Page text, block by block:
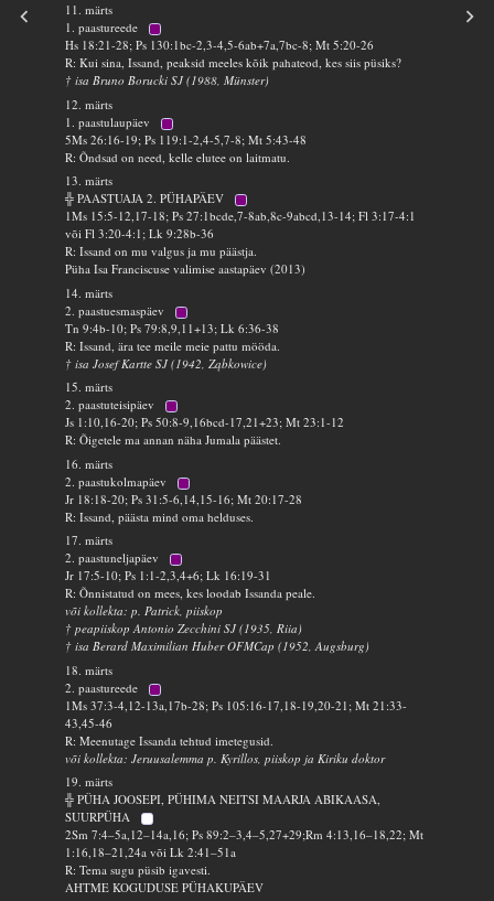
11. märts
1. paastureede
Hs 18:21-28; Ps 130:1bc-2,3-4,5-6ab+7a,7bc-8; Mt 5:20-26
R: Kui sina, Issand, peaksid meeles kõik pahateod, kes siis püsiks?
† isa Bruno Borucki SJ (1988, Münster)
12. märts
1. paastulaupäev
5Ms 26:16-19; Ps 119:1-2,4-5,7-8; Mt 5:43-48
R: Õndsad on need, kelle elutee on laitmatu.
13. märts
╬ PAASTUAJA 2. PÜHAPÄEV
1Ms 15:5-12,17-18; Ps 27:1bcde,7-8ab,8c-9abcd,13-14; Fl 3:17-4:1
või Fl 3:20-4:1; Lk 9:28b-36
R: Issand on mu valgus ja mu päästja.
Püha Isa Franciscuse valimise aastapäev (2013)
14. märts
2. paastuesmaspäev
Tn 9:4b-10; Ps 79:8,9,11+13; Lk 6:36-38
R: Issand, ära tee meile meie pattu mööda.
† isa Josef Kartte SJ (1942, Ząbkowice)
15. märts
2. paastuteisipäev
Js 1:10,16-20; Ps 50:8-9,16bcd-17,21+23; Mt 23:1-12
R: Õigetele ma annan näha Jumala päästet.
16. märts
2. paastukolmapäev
Jr 18:18-20; Ps 31:5-6,14,15-16; Mt 20:17-28
R: Issand, päästa mind oma helduses.
17. märts
2. paastuneljapäev
Jr 17:5-10; Ps 1:1-2,3,4+6; Lk 16:19-31
R: Õnnistatud on mees, kes loodab Issanda peale.
või kollekta: p. Patrick, piiskop
† peapiiskop Antonio Zecchini SJ (1935, Riia)
† isa Berard Maximilian Huber OFMCap (1952, Augsburg)
18. märts
2. paastureede
1Ms 37:3-4,12-13a,17b-28; Ps 105:16-17,18-19,20-21; Mt 21:33-
43,45-46
R: Meenutage Issanda tehtud imetegusid.
või kollekta: Jeruusalemma p. Kyrillos, piiskop ja Kiriku doktor
19. märts
╬ PÜHA JOOSEPI, PÜHIMA NEITSI MAARJA ABIKAASA,
SUURPÜHA
2Sm 7:4–5a,12–14a,16; Ps 89:2–3,4–5,27+29;Rm 4:13,16–18,22; Mt
1:16,18–21,24a või Lk 2:41–51a
R: Tema sugu püsib igavesti.
AHTME KOGUDUSE PÜHAKUPÄEV